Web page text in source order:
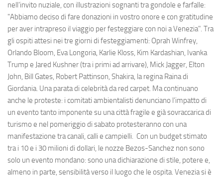
nell’invito nuziale, con illustrazioni sognanti tra gondole e farfalle:
"Abbiamo deciso di fare donazioni in vostro onore e con gratitudine
per aver intrapreso il viaggio per festeggiare con noi a Venezia". Tra
gli ospiti attesi nei tre giorni di festeggiamenti: Oprah Winfrey,
Orlando Bloom, Eva Longoria, Karlie Kloss, Kim Kardashian, Ivanka
Trump e Jared Kushner (tra i primi ad arrivare), Mick Jagger, Elton
John, Bill Gates, Robert Pattinson, Shakira, la regina Raina di
Giordania. Una parata di celebrità da red carpet. Ma continuano
anche le proteste: i comitati ambientalisti denunciano l’impatto di
un evento tanto imponente su una città fragile e già sovraccarica di
turismo e nel pomeriggio di sabato protesteranno con una
manifestazione tra canali, calli e campielli. Con un budget stimato
tra i 10 e i 30 milioni di dollari, le nozze Bezos-Sanchez non sono
solo un evento mondano: sono una dichiarazione di stile, potere e,
almeno in parte, sensibilità verso il luogo che le ospita. Venezia si è